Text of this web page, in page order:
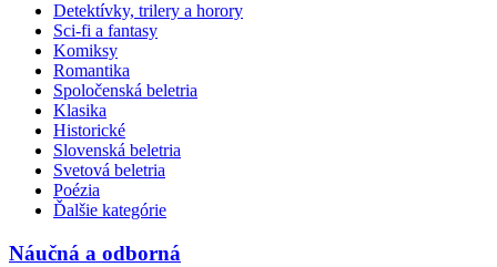
Detektívky, trilery a horory
Sci-fi a fantasy
Komiksy
Romantika
Spoločenská beletria
Klasika
Historické
Slovenská beletria
Svetová beletria
Poézia
Ďalšie kategórie
Náučná a odborná